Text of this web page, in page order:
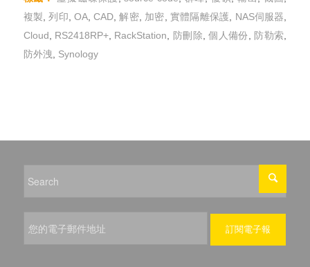
複製 ,列印 OA ,CAD ,解密, 加密 實體隔離保護 NAS伺服器
Cloud
RS2418RP+, RackStation 防刪除 ,個人備份 防勒索
防外洩
Synology